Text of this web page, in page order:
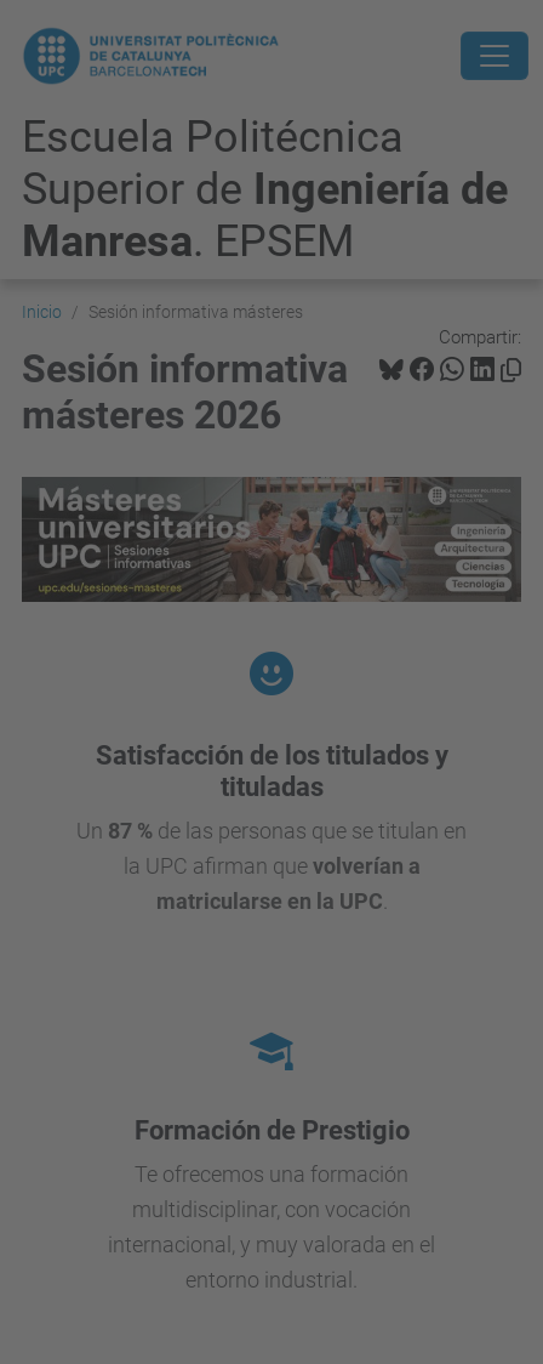
Escuela Politécnica
Superior de Ingeniería de
Manresa. EPSEM
Inicio Sesión informativa másteres
Compartir:
Sesión informativa
másteres 2026
Satisfacción de los titulados y
tituladas
Un 87 % de las personas que se titulan en
la UPC afirman quevolverían a
matricularse en la UPC
Formación de Prestigio
Te ofrecemos una formación
multidisciplinar, con vocación
internacional, y muy valorada en el
entorno industrial.